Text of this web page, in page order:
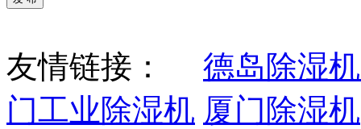
友情链接： 德岛除湿
门工业除湿机 厦门除湿机